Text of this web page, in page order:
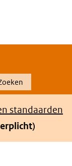
standaarden